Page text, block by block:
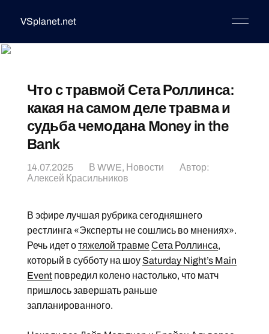
VSplanet.net
Что с травмой Сета Роллинса:
какая на самом деле травма и
судьба чемодана Money in the
Bank
14.07.2025 В WWE, Новости
Автор:
Алексей Красильников
В эфире лучшая рубрика сегодняшнего
рестлинга «Эксперты не сошлись во мнениях».
Речь идет отяжелой травмеСета Роллинса,
который в субботу на шоу Saturday Night’s Main
Eventповредил колено настолько, что матч
пришлось завершать раньше
запланированного.